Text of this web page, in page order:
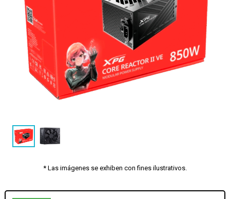
* Las imágenes se exhiben con fines ilustrativos.